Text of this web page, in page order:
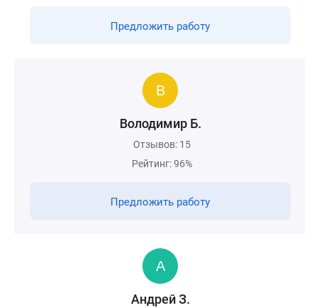
Предложить работу
Володимир Б.
Отзывов: 15
Рейтинг: 96%
Предложить работу
Андрей З.